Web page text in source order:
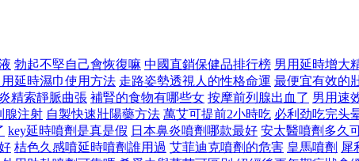
勃起不堅自己會恢復嘛 中國直銷保健品排行榜 男用延時增大
用延時濕巾使用方法 走路姿勢透視人的性格命運 最便宜有效的
精索靜脈曲張 補腎的食物有哪些女 按摩前列腺出血了 男用速
腺注射 自製快速壯陽藥方法 萬艾可提前2小時吃 必利劲吃完头
key延時噴劑是真是假 日本鼻炎噴劑哪款最好 安太醫噴劑多久
桔色久感噴延時噴劑誰用過 艾菲迪克噴劑的危害 皇馬噴劑 犀